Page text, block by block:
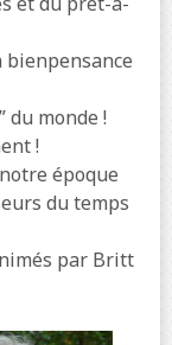
bienpensance
du monde !
!
époque
du temps
par Britt